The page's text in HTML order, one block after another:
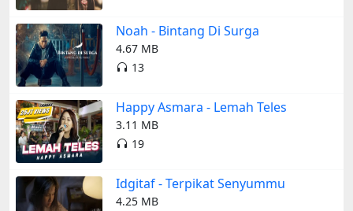
Noah - Bintang Di Surga
4.67 MB
13
Happy Asmara - Lemah Teles
3.11 MB
19
Idgitaf - Terpikat Senyummu
4.25 MB